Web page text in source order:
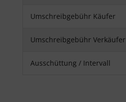
Umschreibgebühr Käufer
Umschreibgebühr Verkäufer
Ausschüttung / Intervall